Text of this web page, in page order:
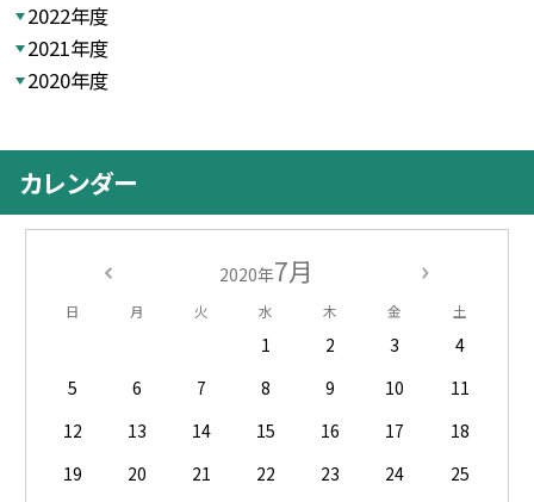
2022年度
2021年度
2020年度
カレンダー
2020年7月
日 月 火 水 木 金 土
1 2 3
4
5
6 7 8 9 10
11
12
13 14 15 16 17
18
19
20 21 22 23 24
25